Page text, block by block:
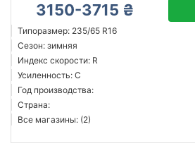
3150-3715 ₴
Типоразмер: 235/65 R16
Сезон: зимняя
Индекс скорости: R
Усиленность: C
Год производства:
Страна:
Все магазины: (2)